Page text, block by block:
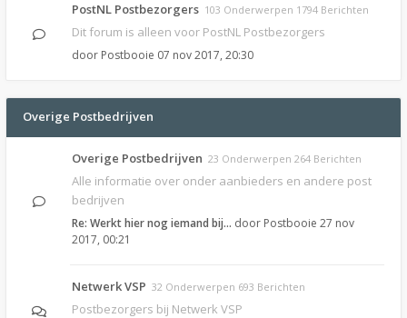
PostNL Postbezorgers 103 Onderwerpen 1794 Berichten
Dit forum is alleen voor PostNL Postbezorgers
door Postbooie 07 nov 2017, 20:30
Overige Postbedrijven
Overige Postbedrijven 23 Onderwerpen 264 Berichten
Alle informatie over onder aanbieders en andere post
bedrijven
Re: Werkt hier nog iemand bij… door Postbooie 27 nov
2017, 00:21
Netwerk VSP 32 Onderwerpen 693 Berichten
Postbezorgers bij Netwerk VSP